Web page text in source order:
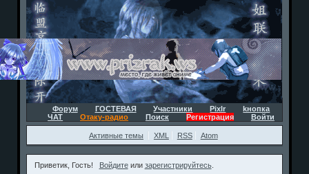
Форум ГОСТЕВАЯ Участники Pixlr
kнопка
ЧАТ
Отаку-радио Поиск Регистрация Войти
Активные темы XML RSS Atom
Приветик, Гость! Войдитеили зарегистрируйтесь.